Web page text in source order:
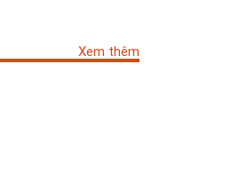
Xem thêm